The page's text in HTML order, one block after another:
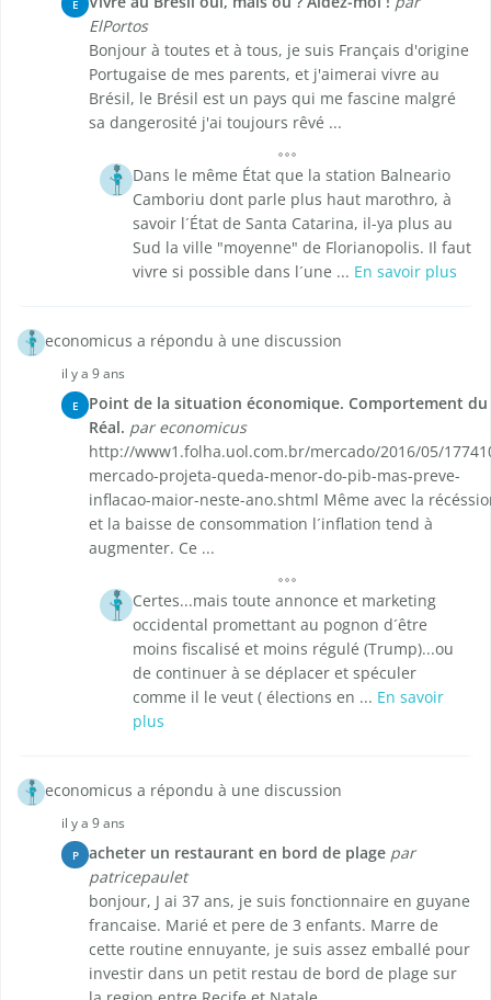
E
ElPortos
Bonjour à toutes et à tous, je suis Français d'origine
Portugaise de mes parents, et j'aimerai vivre au
Brésil, le Brésil est un pays qui me fascine malgré
sa dangerosité j'ai toujours rêvé ...
Dans le même État que la station Balneario
Camboriu dont parle plus haut marothro, à
savoir l´État de Santa Catarina, il-ya plus au
Sud la ville "moyenne" de Florianopolis. Il faut
vivre si possible dans l´une ... En savoir plus
economicus a répondu à une discussion
il y a 9 ans
E
Point de la situation économique. Comportement du
Réal. par economicus
http://www1.folha.uol.com.br/mercado/2016/05/
mercado-projeta-queda-menor-do-pib-mas-preve-
inflacao-maior-neste-ano.shtml Même avec la
et la baisse de consommation l´inflation tend à
augmenter. Ce ...
Certes...mais toute annonce et marketing
occidental promettant au pognon d´être
moins fiscalisé et moins régulé (Trump)...ou
de continuer à se déplacer et spéculer
comme il le veut ( élections en ... En savoir
plus
economicus a répondu à une discussion
il y a 9 ans
P acheter un restaurant en bord de plage par
patricepaulet
bonjour, J ai 37 ans, je suis fonctionnaire en guyane
francaise. Marié et pere de 3 enfants. Marre de
cette routine ennuyante, je suis assez emballé pour
investir dans un petit restau de bord de plage sur